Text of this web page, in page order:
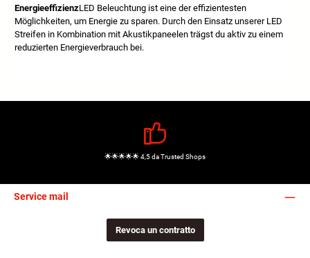
EnergieeffizienzLED Beleuchtung ist eine der effizientesten
Möglichkeiten, um Energie zu sparen. Durch den Einsatz unserer LED
Streifen in Kombination mit Akustikpaneelen trägst du aktiv zu einem
reduzierten Energieverbrauch bei.
🌟🌟🌟🌟🌟 4,5 da Trusted Shops
Service mail
Revoca un contratto